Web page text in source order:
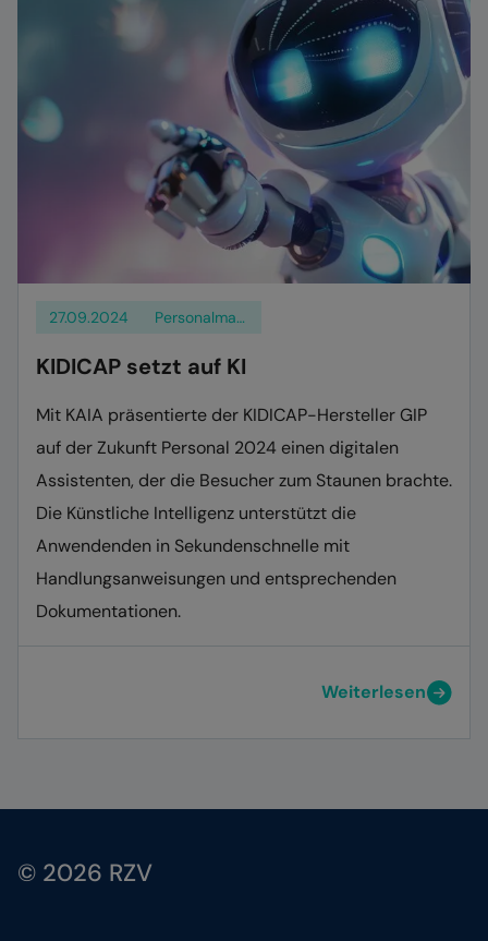
27.09.2024 Personalmanagement
KIDICAP setzt auf KI
Mit KAIA präsentierte der KIDICAP-Hersteller GIP
auf der Zukunft Personal 2024 einen digitalen
Assistenten, der die Besucher zum Staunen brachte.
Die Künstliche Intelligenz unterstützt die
Anwendenden in Sekundenschnelle mit
Handlungsanweisungen und entsprechenden
Dokumentationen.
Weiterlesen
© 2026 RZV